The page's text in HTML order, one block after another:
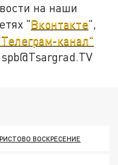
на наши
"Вконтакте",
канал"
ВОСКРЕСЕНИЕ